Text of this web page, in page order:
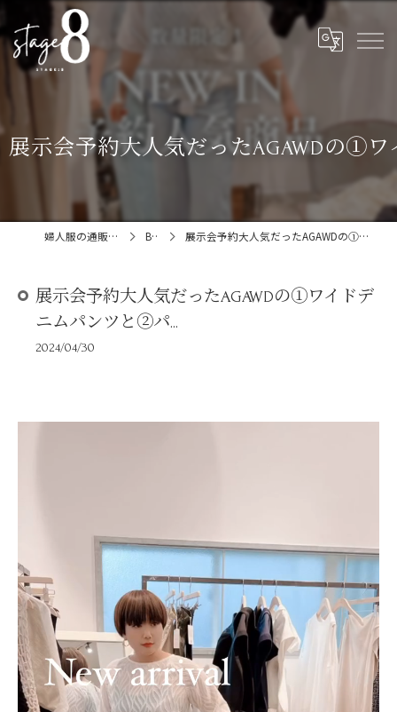
展示会予約大人気だったAGAWDの①
婦人服の通販ならstage:8 Blog 展示会予約大人気だったAGAWDの①ワイドデニムパンツと②パ...
展示会予約大人気だったAGAWDの①ワイドデ
ニムパンツと②パ...
2024/04/30